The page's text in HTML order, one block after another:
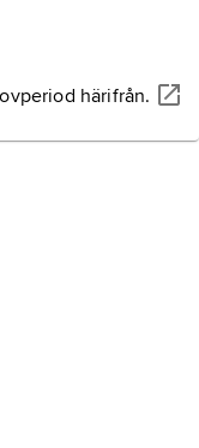
härifrån.